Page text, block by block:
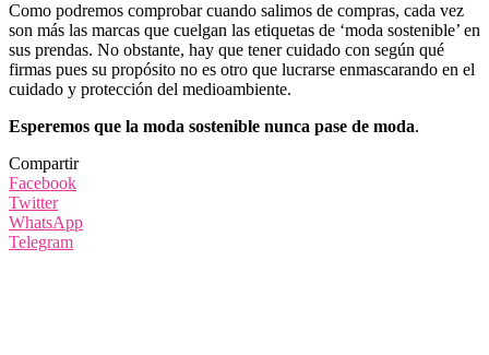
Como podremos comprobar cuando salimos de compras, cada vez
son más las marcas que cuelgan las etiquetas de ‘moda sostenible’ en
sus prendas. No obstante, hay que tener cuidado con según qué
firmas pues su propósito no es otro que lucrarse enmascarando en el
cuidado y protección del medioambiente.
Esperemos que la moda sostenible nunca pase de moda.
Compartir
Facebook
Twitter
WhatsApp
Telegram